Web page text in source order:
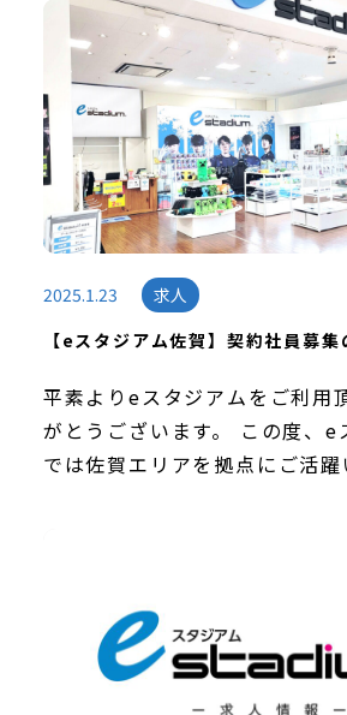
2025.1.23
求人
【eスタジアム佐賀】契約社員募
平素よりeスタジアムをご利用
がとうございます。 この度、e
では佐賀エリアを拠点にご活